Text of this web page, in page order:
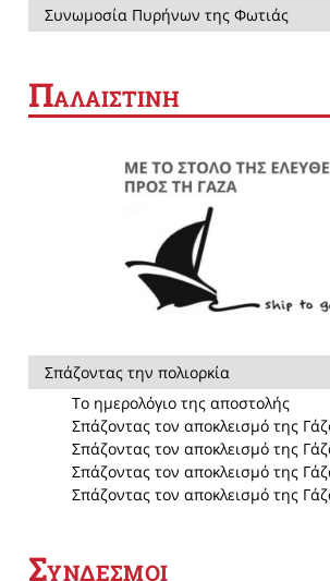
Συνωμοσία Πυρήνων της Φωτιάς
ΠΑΛΑΙΣΤΙΝΗ
Σπάζοντας την πολιορκία
Το ημερολόγιο της αποστολής
Σπάζοντας τον αποκλεισμό της
Σπάζοντας τον αποκλεισμό της
Σπάζοντας τον αποκλεισμό της
Σπάζοντας τον αποκλεισμό της
ΣΥΝΔΕΣΜΟΙ